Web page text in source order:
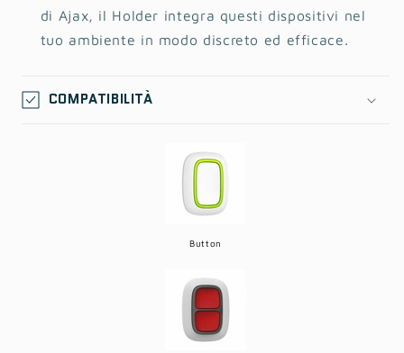
di Ajax, il Holder integra questi dispositivi nel
tuo ambiente in modo discreto ed efficace.
COMPATIBILITÀ
Button